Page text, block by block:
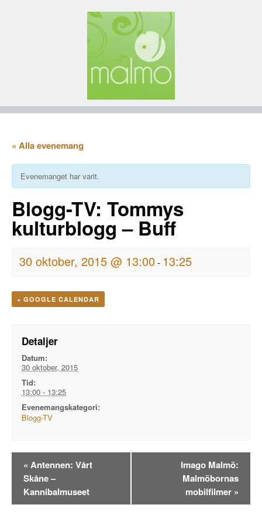
« Alla evenemang
Evenemanget har varit.
Blogg-TV: Tommys
kulturblogg – Buff
30 oktober, 2015 @ 13:00- 13:25
+ GOOGLE CALENDAR
Detaljer
Datum:
30 oktober, 2015
Tid:
13:00 - 13:25
Evenemangskategori:
Blogg-TV
Evenemangsnavigation
« Antennen: Vårt
Skåne –
Kannibalmuseet
Imago Malmö:
Malmöbornas
mobilfilmer »